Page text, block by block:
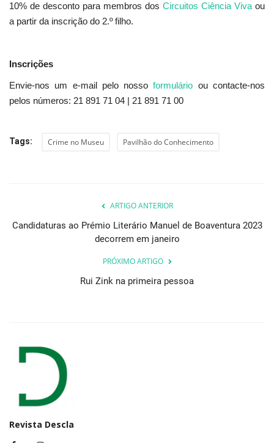
10% de desconto para membros dos Circuitos Ciência Vivaou
a partir da inscrição do 2.º filho.
Inscrições
Envie-nos um e-mail pelo nossoformulário ou contacte-nos
pelos números: 21 891 71 04 | 21 891 71 00
Tags: Crime no Museu Pavilhão do Conhecimento
ARTIGO ANTERIOR
Candidaturas ao Prémio Literário Manuel de Boaventura 2023
decorrem em janeiro
PRÓXIMO ARTIGO
Rui Zink na primeira pessoa
Revista Descla